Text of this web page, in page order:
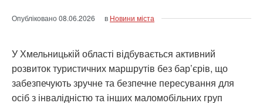
Опубліковано08.06.2026 в Новини міста
У Хмельницькій області відбувається активний
розвиток туристичних маршрутів без бар’єрів, що
забезпечують зручне та безпечне пересування для
осіб з інвалідністю та інших маломобільних груп